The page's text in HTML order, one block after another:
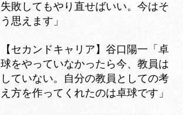
失敗してもやり直せばいい。今はそ
う思えます」
【セカンドキャリア】谷口陽一「卓
球をやっていなかったら今、教員は
していない。自分の教員としての考
え方を作ってくれたのは卓球です」